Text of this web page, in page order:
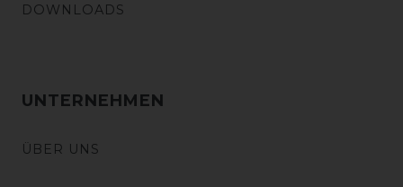
DOWNLOADS
UNTERNEHMEN
ÜBER UNS